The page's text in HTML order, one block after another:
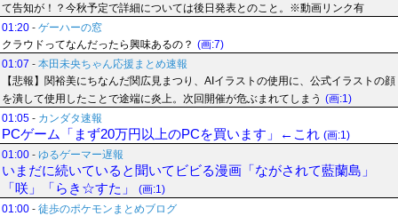
て告知が！？今秋予定で詳細については後日発表とのこと。※動画リンク有
01:20 - ゲーハーの窓
クラウドってなんだったら興味あるの？ (画:7)
01:07 - 本田未央ちゃん応援まとめ速報
【悲報】関裕美にちなんだ関広見まつり、AIイラストの使用に、公式イラストの顔
を潰して使用したことで途端に炎上。次回開催が危ぶまれてしまう (画:1)
01:05 - カンダタ速報
PCゲーム「まず20万円以上のPCを買います」←これ (画:1)
01:00 - ゆるゲーマー遅報
いまだに続いていると聞いてビビる漫画「ながされて藍蘭島」
「咲」「らき☆すた」
(画:1)
01:00 - 徒歩のポケモンまとめブログ